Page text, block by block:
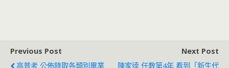
Previous Post
高普考 公佈錄取各類別畢業
Next Post
陳家逵 任教第4年 看到「新生代